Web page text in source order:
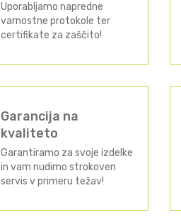
Uporabljamo napredne
varnostne protokole ter
certifikate za zaščito!
Garancija na
kvaliteto
Garantiramo za svoje izdelke
in vam nudimo strokoven
servis v primeru težav!